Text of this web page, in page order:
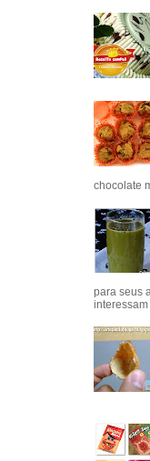
chocolate
para seus